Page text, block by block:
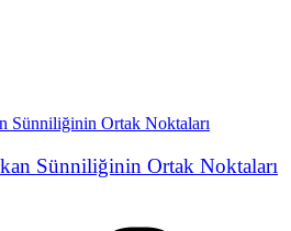
Sünniliğinin Ortak Noktaları